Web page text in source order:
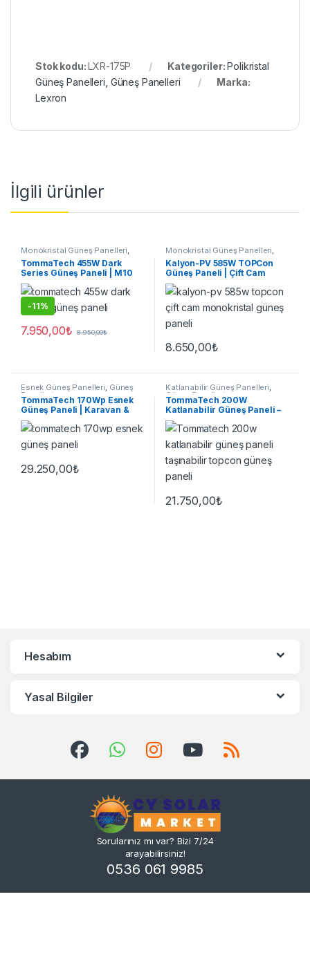
Stok kodu:LXR-175P Kategoriler:Polikristal
Güneş Panelleri Güneş Panelleri
Marka:
Lexron
İlgili ürünler
Monokristal Güneş Panelleri
TommaTech 455W Dark
Series Güneş Paneli | M10
PERC 120 Hücre
-11%
7.950,00₺ 8.950,00₺
Monokristal Güneş Panelleri
Kalyon-PV 585W TOPCon
Güneş Paneli | Çift Cam
Bifacial M10
8.650,00₺
Esnek Güneş Panelleri, Güneş
Panelleri
TommaTech 170Wp Esnek
Güneş Paneli | Karavan &
Tekne
29.250,00₺
Katlanabilir Güneş Panelleri,
Güneş Panelleri
TommaTech 200W
Katlanabilir Güneş Paneli –
Taşınabilir TOPCon N-Type
21.750,00₺
Hesabım
Yasal Bilgiler
Sorularınız mı var? Bizi 7/24
arayabilirsiniz!
0536 061 9985